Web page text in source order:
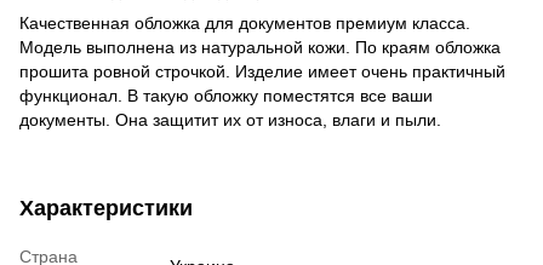
Качественная обложка для документов премиум класса.
Модель выполнена из натуральной кожи. По краям обложка
прошита ровной строчкой. Изделие имеет очень практичный
функционал. В такую обложку поместятся все ваши
документы. Она защитит их от износа, влаги и пыли.
Характеристики
Страна